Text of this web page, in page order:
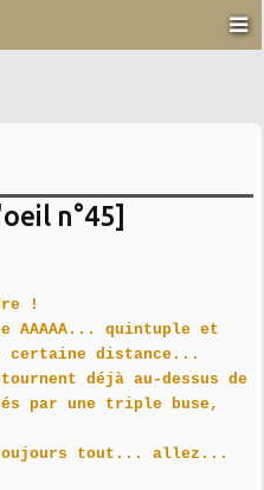
n°45]
!
quintuple et
certaine distance...
déjà au-dessus de
par une triple buse,
toujours tout... allez...